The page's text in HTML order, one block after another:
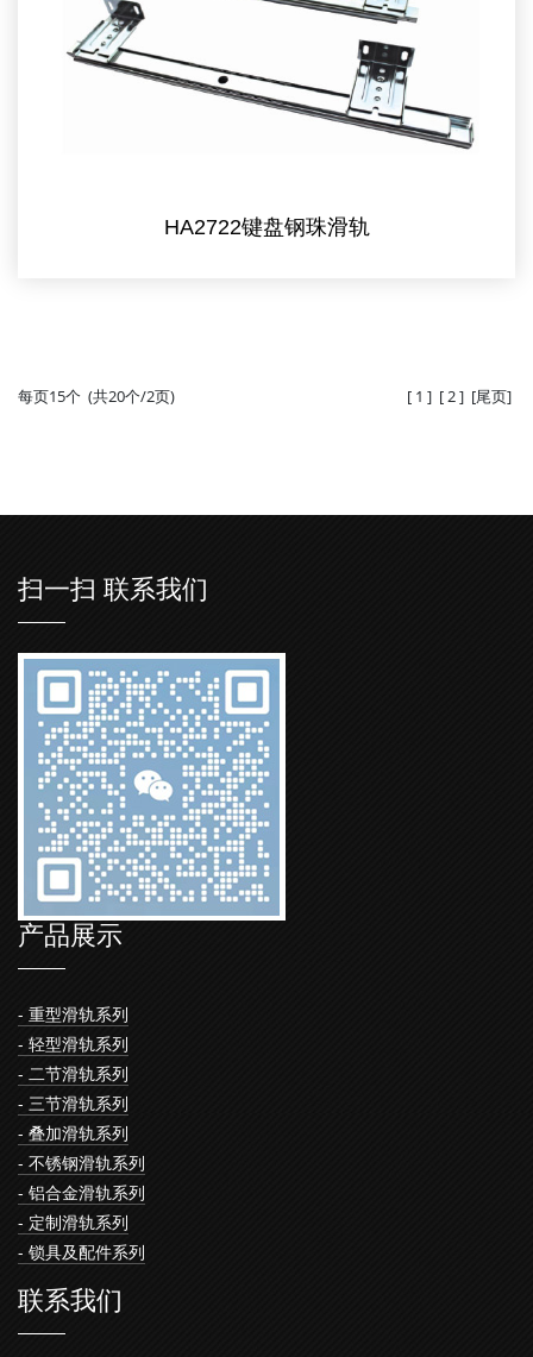
HA2722键盘钢珠滑轨
每页15个 (共20个/2页) [ 1 ] [2] [尾页]
扫一扫 联系我们
产品展示
- 重型滑轨系列
- 轻型滑轨系列
- 二节滑轨系列
- 三节滑轨系列
- 叠加滑轨系列
- 不锈钢滑轨系列
- 铝合金滑轨系列
- 定制滑轨系列
- 锁具及配件系列
联系我们